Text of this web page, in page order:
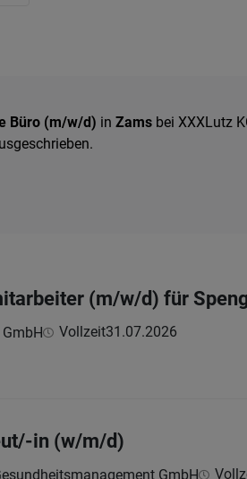
Büro (m/w/d) in Zams bei XXXLutz
(m/w/d) für
Vollzeit31.07.2026
in (w/m/d)
GmbH